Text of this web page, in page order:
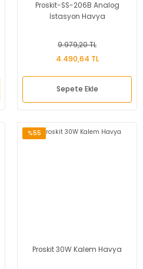
Proskit-SS-206B Analog
İstasyon Havya
9.979,20 TL
4.490,64 TL
Sepete Ekle
%55
Proskit 30W Kalem Havya